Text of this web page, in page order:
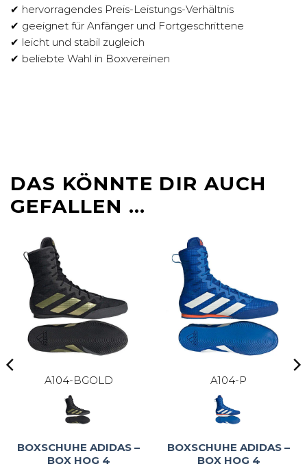
✔ hervorragendes Preis-Leistungs-Verhältnis
✔ geeignet für Anfänger und Fortgeschrittene
✔ leicht und stabil zugleich
✔ beliebte Wahl in Boxvereinen
DAS KÖNNTE DIR AUCH
GEFALLEN …
-9%
A104-BGOLD
BOXSCHUHE ADIDAS –
BOX HOG 4
A104-P
BOXSCHUHE ADIDAS –
BOX HOG 4